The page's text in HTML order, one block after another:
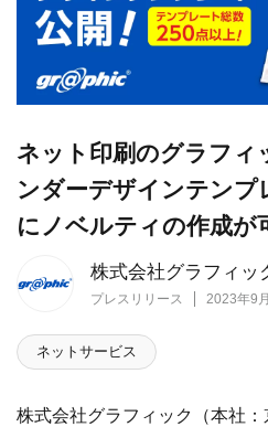
株式会社グラフィッ
プレスリリース 2023年9
ネット印刷のグラフィ
ンダーデザインテンプ
にノベルティの作成が
ネットサービス
株式会社グラフィック（本社